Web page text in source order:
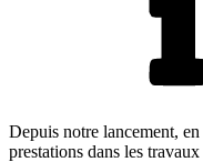
Depuis notre lancement,
prestations dans les